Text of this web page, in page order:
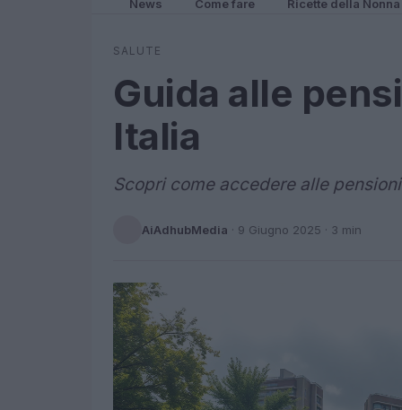
News Come fare Ricette della Nonna
SALUTE
Guida alle
Italia
Scopri come accedere alle
AiAdhubMedia · 9 Giugno 2025 · 3 min